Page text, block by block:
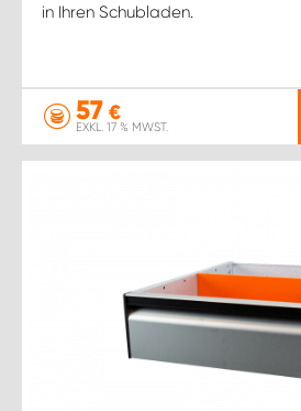
in Ihren Schubladen.
57 €
EXKL. 17 % MWST.